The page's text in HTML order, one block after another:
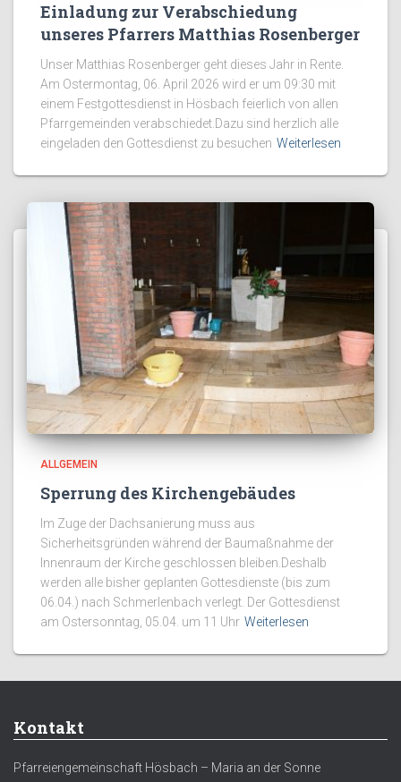
Einladung zur Verabschiedung
unseres Pfarrers Matthias Rosenberger
Unser Matthias Rosenberger geht dieses Jahr in Rente.
Am Ostermontag, 06. April 2026 wird er um 09:30 mit
einem Festgottesdienst in Hösbach feierlich von allen
Pfarrgemeinden verabschiedet.Dazu sind herzlich alle
eingeladen den Gottesdienst zu besuchen Weiterlesen
ALLGEMEIN
Sperrung des Kirchengebäudes
Im Zuge der Dachsanierung muss aus
Sicherheitsgründen während der Baumaßnahme der
Innenraum der Kirche geschlossen bleiben.Deshalb
werden alle bisher geplanten Gottesdienste (bis zum
06.04.) nach Schmerlenbach verlegt. Der Gottesdienst
am Ostersonntag, 05.04. um 11 Uhr Weiterlesen
Kontakt
Pfarreiengemeinschaft Hösbach – Maria an der Sonne